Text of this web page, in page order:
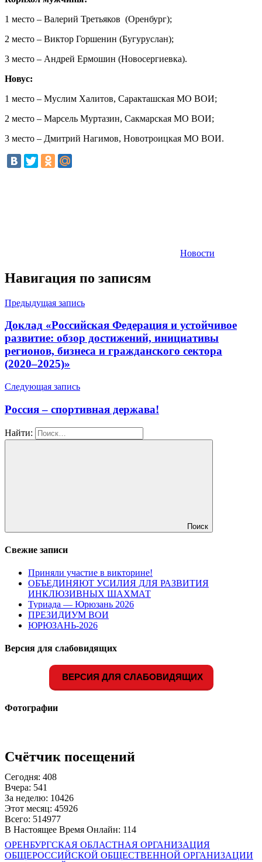
1 место – Валерий Третьяков (Оренбург);
2 место – Виктор Горшенин (Бугуруслан);
3 место – Андрей Ермошин (Новосергиевка).
Новус:
1 место – Муслим Халитов, Саракташская МО ВОИ;
2 место – Марсель Муртазин, Сакмарская МО ВОИ;
3 место – Дмитрий Нагимов, Новотроицкая МО ВОИ.
Новости
Навигация по записям
Предыдущая запись
Доклад «Российская Федерация и устойчивое
развитие: обзор достижений, инициативы
регионов, бизнеса и гражданского сектора
(2020–2025)»
Следующая запись
Россия – спортивная держава!
Найти:
Поиск
Свежие записи
Приняли участие в викторине!
ОБЪЕДИНЯЮТ УСИЛИЯ ДЛЯ РАЗВИТИЯ
ИНКЛЮЗИВНЫХ ШАХМАТ
Туриада — Юрюзань 2026
ПРЕЗИДИУМ ВОИ
ЮРЮЗАНЬ-2026
Версия для слабовидящих
ВЕРСИЯ ДЛЯ СЛАБОВИДЯЩИХ
Фотографии
Счётчик посещений
Сегодня: 408
Вчера: 541
За неделю: 10426
Этот месяц: 45926
Всего: 514977
В Настоящее Время Онлайн: 114
ОРЕНБУРГСКАЯ ОБЛАСТНАЯ ОРГАНИЗАЦИЯ
ОБЩЕРОССИЙСКОЙ ОБЩЕСТВЕННОЙ ОРГАНИЗАЦИИ